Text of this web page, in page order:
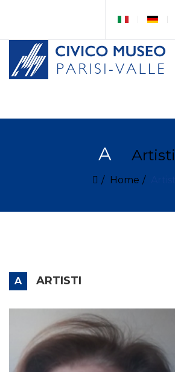
A Artisti
Home
A ARTISTI